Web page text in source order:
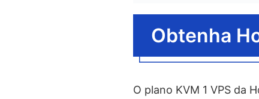
Qual é o melhor
Obtenha
O plano KVM 1 VPS da